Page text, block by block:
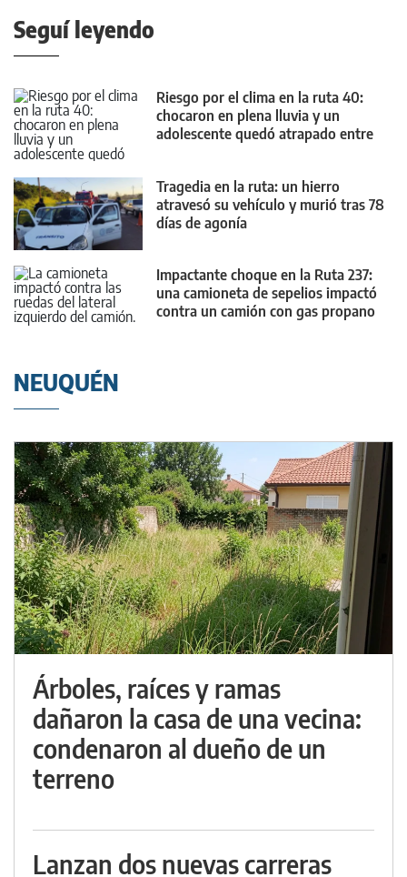
Seguí leyendo
Riesgo por el clima en la ruta 40:
chocaron en plena lluvia y un
adolescente quedó atrapado entre
Tragedia en la ruta: un hierro
atravesó su vehículo y murió tras 78
días de agonía
Impactante choque en la Ruta 237:
una camioneta de sepelios impactó
contra un camión con gas propano
NEUQUÉN
Árboles, raíces y ramas
dañaron la casa de una vecina:
condenaron al dueño de un
terreno
Lanzan dos nuevas carreras